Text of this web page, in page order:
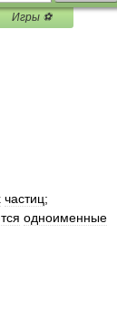
Игры ⚽
частиц;
одноименные